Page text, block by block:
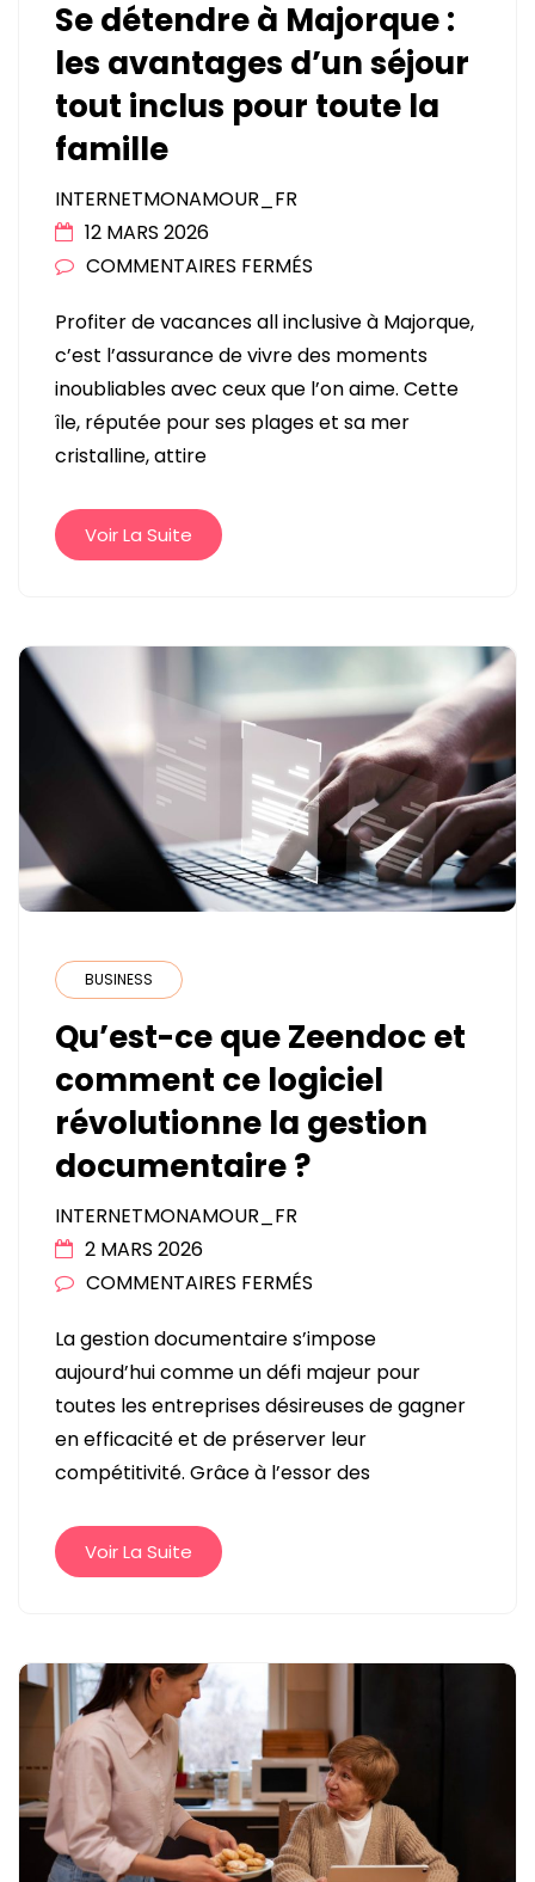
Se détendre à Majorque :
les avantages d’un séjour
tout inclus pour toute la
famille
INTERNETMONAMOUR_FR
12 MARS 2026
COMMENTAIRES FERMÉS
DÉTENDRE
À
MAJORQUE
:
POUR
TOUTE
LA
FAMILLE
Profiter de vacances all inclusive à Majorque,
c’est l’assurance de vivre des moments
inoubliables avec ceux que l’on aime. Cette
île, réputée pour ses plages et sa mer
cristalline, attire
Voir La Suite
BUSINESS
Qu’est-ce que Zeendoc et
comment ce logiciel
révolutionne la gestion
documentaire ?
INTERNETMONAMOUR_FR
2 MARS 2026
COMMENTAIRES FERMÉS
CE
QUE
ZEENDOC
ET
COMMENT
La gestion documentaire s’impose
aujourd’hui comme un défi majeur pour
toutes les entreprises désireuses de gagner
en efficacité et de préserver leur
compétitivité. Grâce à l’essor des
Voir La Suite